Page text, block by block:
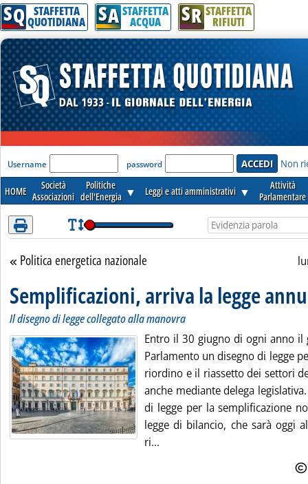
Attenzione! Esegui l'accesso per lèggere interamente la notizia.
SQ STAFFETTA
QUOTIDIANA SA STAFFETTA
ACQUA SR STAFFETTA
RIFIUTI
'Modulo Login per accedere'
Username password Non
HOME
Società
Associazioni
Politiche
dell'Energia ▼ Leggi e atti amministrativi ▼
Attività
Parlamentare
Torna alla sezione
Politica energetica nazionale
Semplificazioni, arriva la legge
Il disegno di legge collegato alla manovra
Entro il 30 giugno di ogni anno il
Parlamento un disegno di legge
riordino e il riassetto dei settori
anche mediante delega
di legge per la semplificazione
legge di bilancio, che sarà oggi
ri...